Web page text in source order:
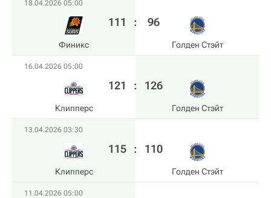
18.04.2026 05:00
Финикс
111 : 96
Голден Стэйт
16.04.2026 05:00
Клипперс
121 : 126
Голден Стэйт
13.04.2026 03:30
Клипперс
115 : 110
Голден Стэйт
11.04.2026 05:00